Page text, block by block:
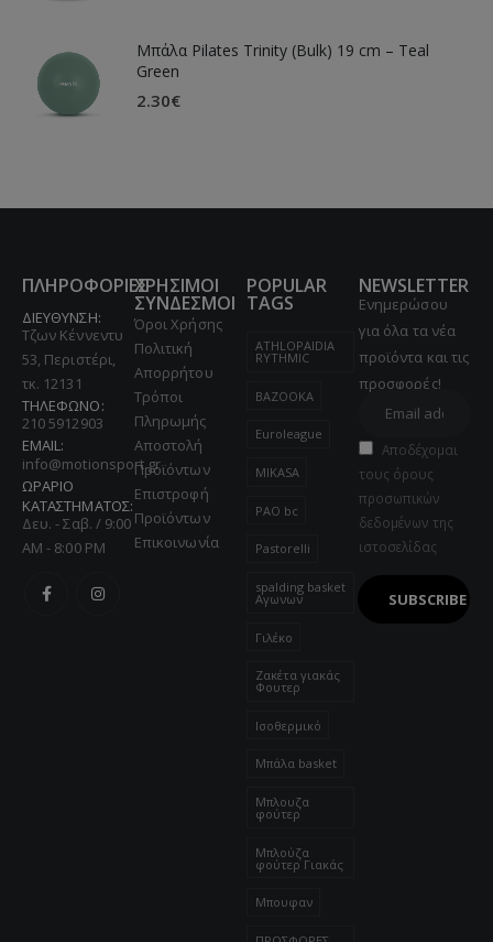
Μπάλα Pilates Trinity (Bulk) 19 cm – Teal
Green
2.30€
ΠΛΗΡΟΦΟΡΙΕΣ
ΔΙΕΥΘΥΝΣΗ:
Τζων Κέννεντυ
53, Περιστέρι,
τκ. 12131
ΤΗΛΕΦΩΝΟ:
210 5912903
EMAIL:
info@motionsport.gr
ΩΡΑΡΙΟ
ΚΑΤΑΣΤΗΜΑΤΟΣ:
Δευ. - Σαβ. / 9:00
AM - 8:00 PM
ΧΡΗΣΙΜΟΙ
ΣΥΝΔΕΣΜΟΙ
Όροι Χρήσης
Πολιτική
Απορρήτου
Τρόποι
Πληρωμής
Αποστολή
Προϊόντων
Επιστροφή
Προϊόντων
Επικοινωνία
POPULAR
TAGS
ATHLOPAIDIA
RYTHMIC
BAZOOKA
Euroleague
MIKASA
PAO bc
Pastorelli
spalding basket
Αγωνων
Γιλέκο
Ζακέτα γιακάς
Φουτερ
Ισοθερμικό
Μπάλα basket
Μπλουζα
φούτερ
Μπλούζα
φούτερ Γιακάς
Μπουφαν
NEWSLETTER
Ενημερώσου
για όλα τα νέα
προϊόντα και τις
προσφορές!
Αποδέχομαι
τους όρους
προσωπικών
δεδομένων της
ιστοσελίδας